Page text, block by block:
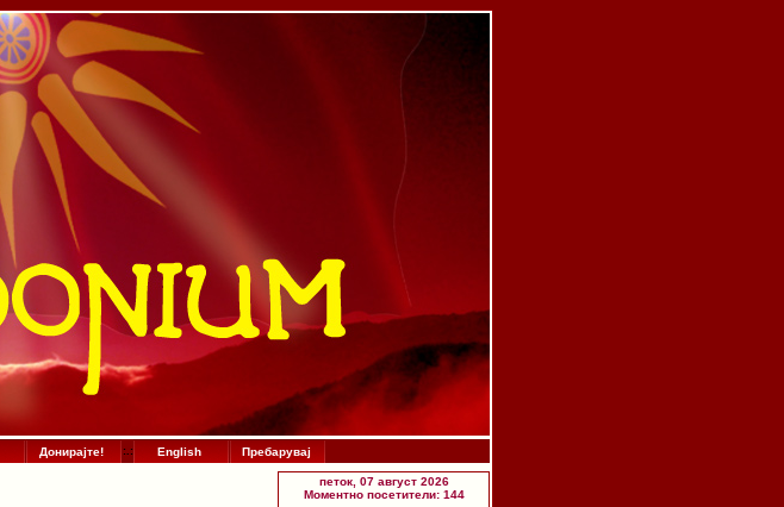
Донирајте! :. : English Пребарувај
петок, 07 август 2026
Моментно посетители: 144